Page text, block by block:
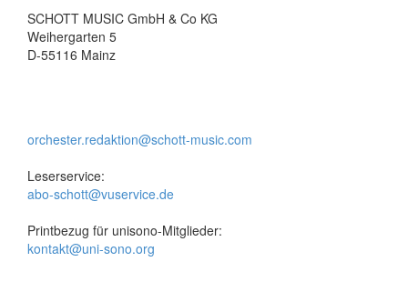
SCHOTT MUSIC GmbH & Co KG
Weihergarten 5
D-55116 Mainz
orchester.redaktion@schott-music.com
Leserservice:
abo-schott@vuservice.de
Printbezug für unisono-Mitglieder:
kontakt@uni-sono.org